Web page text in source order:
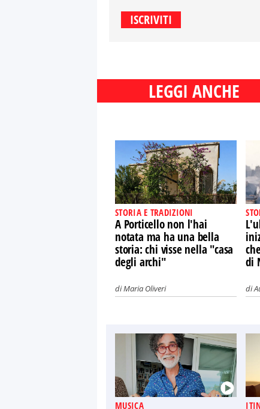
LEGGI ANCHE
STORIA E TRADIZIONI
A Porticello non l'hai
notata ma ha una bella
storia: chi visse nella "casa
degli archi"
diMaria Oliveri
di
di
MUSICA